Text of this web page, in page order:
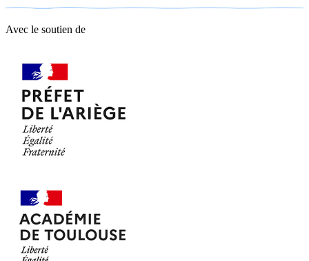
Avec le soutien de